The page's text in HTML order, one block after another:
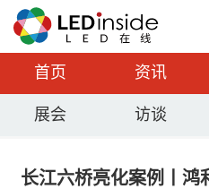
首页 资讯
展会 访谈
长江六桥亮化案例丨鸿